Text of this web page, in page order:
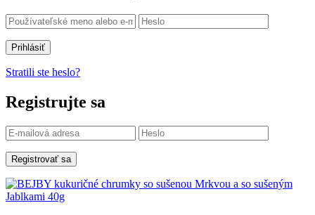
Prihlásiť
Stratili ste heslo?
Registrujte sa
Registrovať sa